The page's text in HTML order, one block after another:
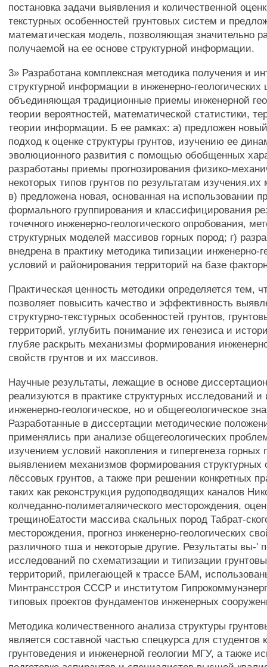
постановка задачи выявления и количественной
текстурных особенностей грунтовых систем и
математическая модель, позволяющая значительно
получаемой на ее основе структурной информации.
3» Разработана комплексная методика получения и
структурной информации в инженерно-геологических
объединяющая традиционные приемы инженерной
теории вероятностей, математической статистики,
теории информации. Б ее рамках: а) предложен
подход к оценке структуры грунтов, изучению ее
эволюционного развития с помощью обобщенных
разработаны приемы прогнозирования физико-
некоторых типов грунтов по результатам изучения.их
в) предложена новая, основанная на использовании
формального группирования и классифицирования
точечного инженерно-геологического опробования,
структурных моделей массивов горных пород; г)
внедрена в практику методика типизации инженерно-
условий и районирования территорий на базе
Практическая ценность методики определяется тем,
позволяет повысить качество и эффективность
структурно-текстурных особенностей грунтов,
территорий, углубить понимание их генезиса и
глубяе раскрыть механизмы формирования
свойств грунтов и их массивов.
Научные результаты, лежащие в основе
реализуются в практике структурных исследований
инженерно-геологическое, но и общегеологическое
Разработанные в диссертации методические
применялись при анализе общегеологических
изучением условий накопления и гипергенеза горных
выявлением механизмов формирования структурных
лёссовых грунтов, а также при решении конкретных
таких как реконструкция рудоподводящих каналов
колчеданно-полиметаляического месторождения,
трещиноЕатости массива скальных пород Табрат-
месторождения, прогноз инженерно-геологических
различного тша и некоторые другие. Результаты вы-'
исследований по схематизации и типизации
территорий, прилегающей к трассе БАМ,
Минтрансстроя СССР и институтом
типовых проектов фундаментов инженерных
Методика количественного анализа структуры
является составной частью спецкурса для студентов
грунтоведения и инженерной геологии МГУ, а также